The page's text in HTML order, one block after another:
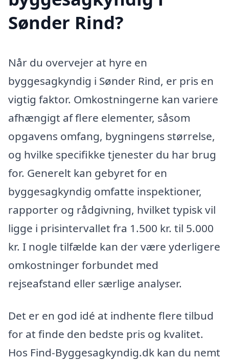
Sønder Rind?
Når du overvejer at hyre en
byggesagkyndig i Sønder Rind, er pris en
vigtig faktor. Omkostningerne kan variere
afhængigt af flere elementer, såsom
opgavens omfang, bygningens størrelse,
og hvilke specifikke tjenester du har brug
for. Generelt kan gebyret for en
byggesagkyndig omfatte inspektioner,
rapporter og rådgivning, hvilket typisk vil
ligge i prisintervallet fra 1.500 kr. til 5.000
kr. I nogle tilfælde kan der være yderligere
omkostninger forbundet med
rejseafstand eller særlige analyser.
Det er en god idé at indhente flere tilbud
for at finde den bedste pris og kvalitet.
Hos Find-Byggesagkyndig.dk kan du nemt